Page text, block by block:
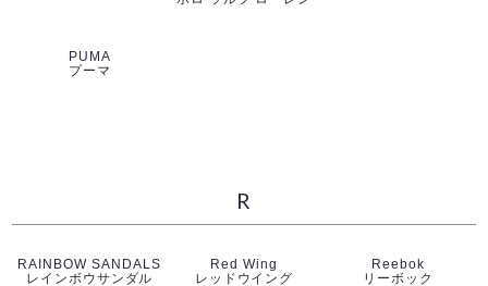
PUMA
プーマ
R
RAINBOW SANDALS
レインボウサンダル
Red Wing
レッドウイング
Reebok
リーボック